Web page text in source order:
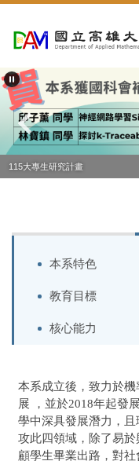
到
主
要
內
容
區
115大專生研究計畫
本系特色
教育目標
核心能力
本系成立後，致力於
展 ，並於2018年起發
學中深具發展潛力，
攻此四領域，除了易
顧學生畢業出路，對